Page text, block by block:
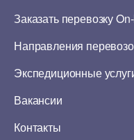
Заказать перевозку
Направления
Экспедиционные
Вакансии
Контакты